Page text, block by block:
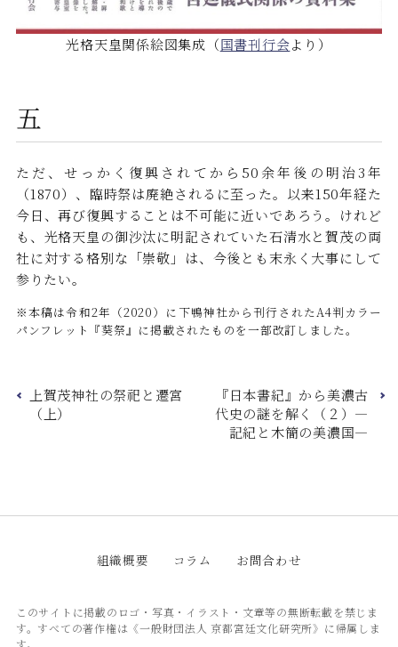
光格天皇関係絵図集成（国書刊行会より）
五
ただ、せっかく復興されてから50余年後の明治3年
（1870）、臨時祭は廃絶されるに至った。以来150年経た
今日、再び復興することは不可能に近いであろう。けれど
も、光格天皇の御沙汰に明記されていた石清水と賀茂の両
社に対する格別な「崇敬」は、今後とも末永く大事にして
参りたい。
※本稿は令和2年（2020）に下鴨神社から刊行されたA4判カラー
パンフレット『葵祭』に掲載されたものを一部改訂しました。
上賀茂神社の祭祀と遷宮
（上）
『日本書紀』から美濃古
代史の謎を解く（２）―
記紀と木簡の美濃国―
組織概要 コラム お問合わせ
このサイトに掲載のロゴ・写真・イラスト・文章等の無断転載を禁じま
す。すべての著作権は《一般財団法人 京都宮廷文化研究所》に帰属しま
す。